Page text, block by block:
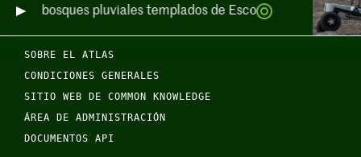
los bosques pluviales templados de Escocia por mar y por
SOBRE EL ATLAS
CONDICIONES GENERALES
SITIO WEB DE COMMON KNOWLEDGE
ÁREA DE ADMINISTRACIÓN
DOCUMENTOS API